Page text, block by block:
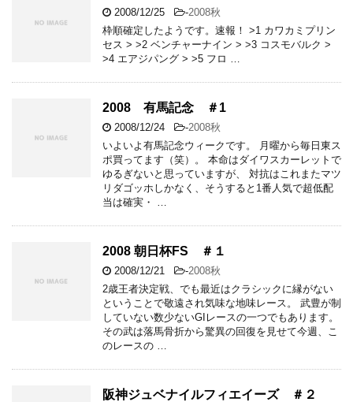
2008/12/25 -2008秋
枠順確定したようです。速報！ >1 カワカミプリン
セス > >2 ベンチャーナイン > >3 コスモバルク >
>4 エアジパング > >5 フロ …
2008 有馬記念 ＃1
2008/12/24 -2008秋
いよいよ有馬記念ウィークです。 月曜から毎日東ス
ポ買ってます（笑）。 本命はダイワスカーレットで
ゆるぎないと思っていますが、 対抗はこれまたマツ
リダゴッホしかなく、そうすると1番人気で超低配
当は確実・ …
2008 朝日杯FS ＃１
2008/12/21 -2008秋
2歳王者決定戦、でも最近はクラシックに縁がない
ということで敬遠され気味な地味レース。 武豊が制
していない数少ないGIレースの一つでもあります。
その武は落馬骨折から驚異の回復を見せて今週、こ
のレースの …
阪神ジュベナイルフィエイーズ ＃２